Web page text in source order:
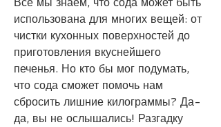
использована для многих вещей: от
чистки кухонных поверхностей до
приготовления вкуснейшего
печенья. Но кто бы мог подумать,
что сода сможет помочь нам
сбросить лишние килограммы? Да-
да, вы не ослышались! Разгадку